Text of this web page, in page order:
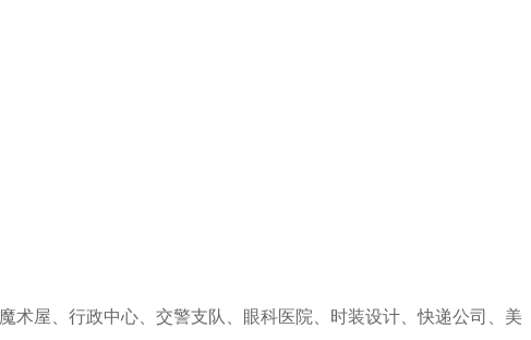
术屋、行政中心、交警支队、眼科医院、时装设计、快递公司、美